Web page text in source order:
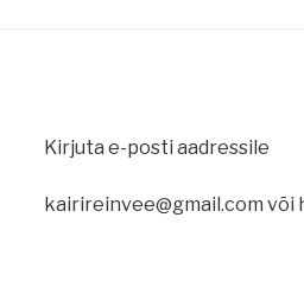
Kirjuta e-posti aadressile
kairireinvee@gmail.com või